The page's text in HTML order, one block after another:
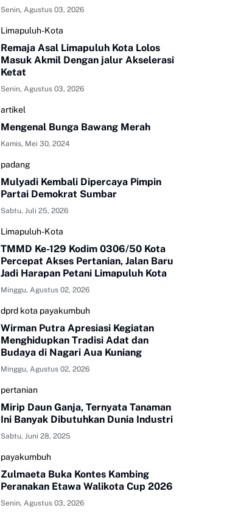
Senin, Agustus 03, 2026
Limapuluh-Kota
Remaja Asal Limapuluh Kota Lolos
Masuk Akmil Dengan jalur Akselerasi
Ketat
Senin, Agustus 03, 2026
artikel
Mengenal Bunga Bawang Merah
Kamis, Mei 30, 2024
padang
Mulyadi Kembali Dipercaya Pimpin
Partai Demokrat Sumbar
Sabtu, Juli 25, 2026
Limapuluh-Kota
TMMD Ke-129 Kodim 0306/50 Kota
Percepat Akses Pertanian, Jalan Baru
Jadi Harapan Petani Limapuluh Kota
Minggu, Agustus 02, 2026
dprd kota payakumbuh
Wirman Putra Apresiasi Kegiatan
Menghidupkan Tradisi Adat dan
Budaya di Nagari Aua Kuniang
Minggu, Agustus 02, 2026
pertanian
Mirip Daun Ganja, Ternyata Tanaman
Ini Banyak Dibutuhkan Dunia Industri
Sabtu, Juni 28, 2025
payakumbuh
Zulmaeta Buka Kontes Kambing
Peranakan Etawa Walikota Cup 2026
Senin, Agustus 03, 2026